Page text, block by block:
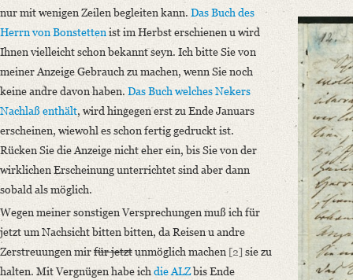
Manuscript
Provider: Marbach am Neckar, Deutsches Literaturarchiv
Number of Pages: 4 S., hs. m. U.
Incipit: „[1] Genf d. 4 Dec 1804
Schon lange habe ich Ihnen schreiben wollen werthester Herr
Language
German
Editors
Bamberg, Claudia
Varwig, Olivia
nur mit wenigen Zeilen begleiten kann. Das Buch des
Herrn von Bonstettenist im Herbst erschienen u wird
Ihnen vielleicht schon bekannt seyn. Ich bitte Sie von
meiner Anzeige Gebrauch zu machen, wenn Sie noch
keine andre davon haben. Das Buch welchesNekers
Nachlaß enthält, wird hingegen erst zu Ende Januars
erscheinen, wiewohl es schon fertig gedruckt ist.
Rücken Sie die Anzeige nicht eher ein, bis Sie von der
wirklichen Erscheinung unterrichtet sind aber dann
sobald als möglich.
Wegen meiner sonstigen Versprechungen muß ich für
jetzt um Nachsicht bitten bitten, da Reisen u andre
Zerstreuungen mirfür jetztunmöglich machen [2] sie zu
halten. Mit Vergnügen habe ich die ALZbis Ende